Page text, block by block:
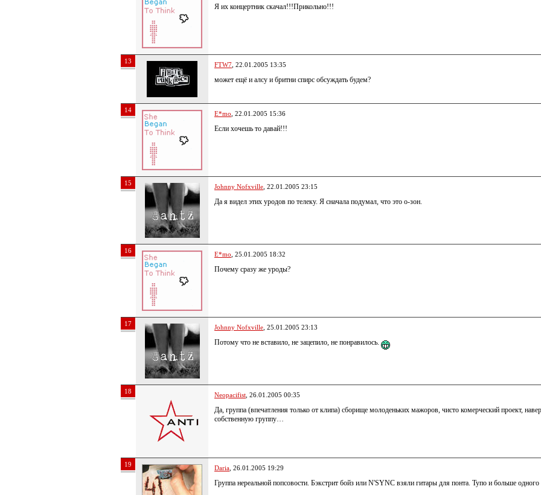
Я их концертник скачал!!!Прикольно!!!
13 FTW7 , 22.01.2005 13:35
может ещё и алсу и бритни спирс обсуждать будем?
14 E*mo , 22.01.2005 15:36
Если хочешь то давай!!!
15 Johnny Nofxville , 22.01.2005 23:15
Да я видел этих уродов по телеку. Я сначала подумал, что это о-зон.
16 E*mo , 25.01.2005 18:32
Почему сразу же уроды?
17 Johnny Nofxville , 25.01.2005 23:13
Потому что не вставило, не зацепило, не понравилось.
18 Neopacifist , 26.01.2005 00:35
Да, группа (впечатления только от клипа) сборище молоденьких мажоров, чисто комерческий проект,
собственную группу…
19 Daria , 26.01.2005 19:29
Группа нереальной попсовости. Бэкстрит бойз или N'SYNC взяли гитары для понта. Тупо и больше